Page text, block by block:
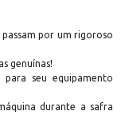
por um rigoroso
genuínas!
para seu equipamento
durante a safra